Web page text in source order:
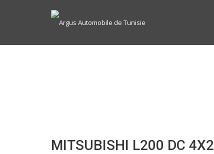
MITSUBISHI L200 DC 4X2